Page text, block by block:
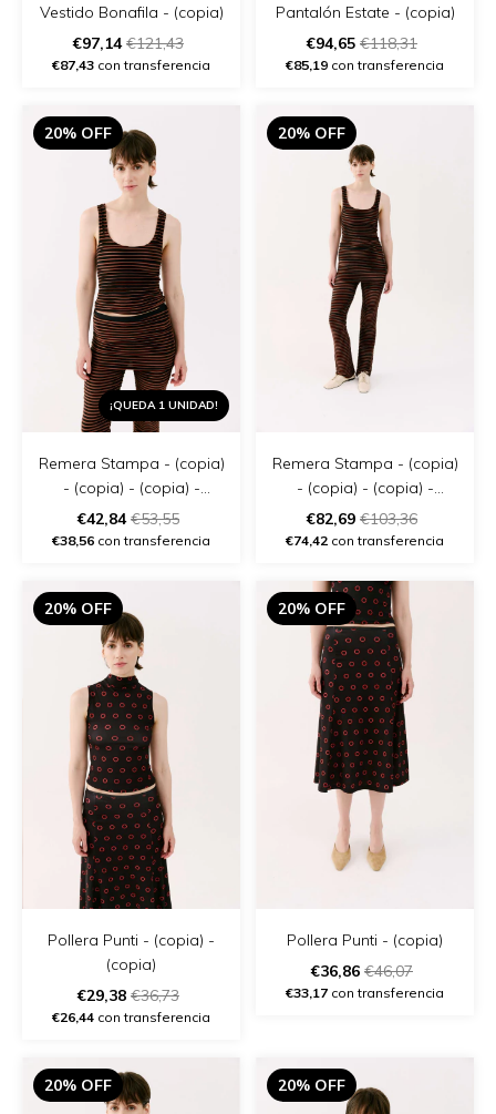
Vestido Bonafila - (copia)
€97,14€121,43
€87,43 con transferencia
Pantalón Estate - (copia)
€94,65 €118,31
€85,19 con transferencia
20% OFF
¡QUEDA 1 UNIDAD!
Remera Stampa - (copia)
- (copia) - (copia) -
(copia) - (copia) - (copia)
€42,84€53,55
€38,56 con transferencia
20% OFF
Remera Stampa - (copia)
- (copia) - (copia) -
(copia) - (copia) - (copia)
- (copia)
€82,69 €103,36
€74,42 con transferencia
20% OFF
Pollera Punti - (copia) -
(copia)
€29,38 €36,73
€26,44 con transferencia
20% OFF
Pollera Punti - (copia)
€36,86 €46,07
€33,17 con transferencia
20% OFF 20% OFF